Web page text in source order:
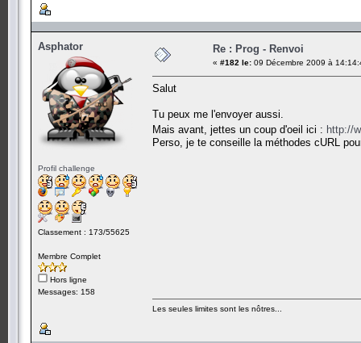
Asphator
Profil challenge
Classement : 173/55625
Membre Complet
Hors ligne
Messages: 158
Re : Prog - Renvoi
« #182 le: 09 Décembre 2009 à
Salut
Tu peux me l'envoyer aussi.
Mais avant, jettes un coup d'oeil ici : http://
Perso, je te conseille la méthodes cURL
Les seules limites sont les nôtres...